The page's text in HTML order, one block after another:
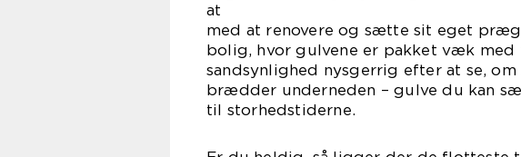
med at renovere og sætte sit eget
bolig, hvor gulvene er pakket væk
sandsynlighed nysgerrig efter at se,
brædder underneden – gulve du kan
til storhedstiderne.